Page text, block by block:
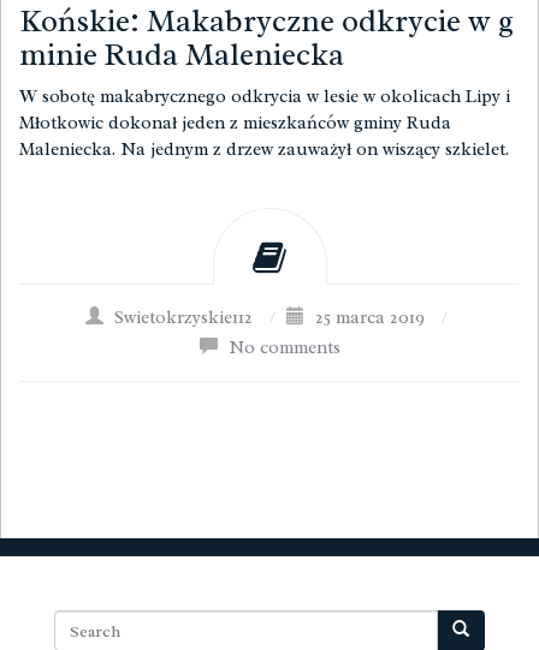
Końskie: Makabryczne odkrycie w g
minie Ruda Maleniecka
W sobotę makabrycznego odkrycia w lesie w okolicach Lipy i
Młotkowic dokonał jeden z mieszkańców gminy Ruda
Maleniecka. Na jednym z drzew zauważył on wiszący szkielet.
Swietokrzyskie112 / 25 marca 2019
/
No comments